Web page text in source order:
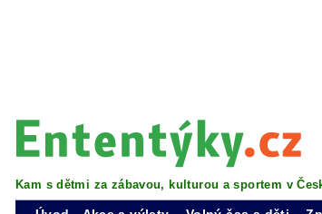
Kam s dětmi za zábavou, kulturou a sportem v